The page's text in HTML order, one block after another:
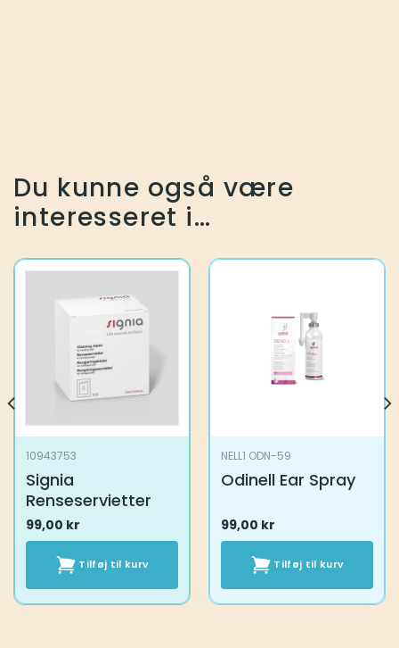
Du kunne også være
interesseret i…
10943753
Signia
Renseservietter
99,00 kr
Tilføj til kurv
NELL1 ODN-59
Odinell Ear Spray
99,00 kr
Tilføj til kurv